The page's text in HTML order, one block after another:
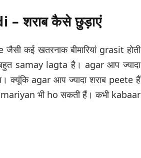
शराब कैसे छुड़ाएं
जैसी कई खतरनाक बीमारियां grasit होती
samay lagta है। agar आप ज्यादा
क्यूंकि agar आप ज्यादा शराब peete हैं
भी ho सकती हैं। कभी kabaar